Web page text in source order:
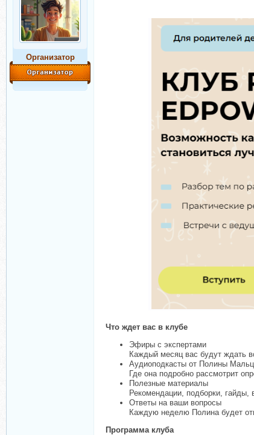
Организатор
Что ждет вас в клубе
Эфиры с экспертами
Каждый месяц вас будут ждать
Аудиоподкасты от Полины
Где она подробно рассмотрит
Полезные материалы
Рекомендации, подборки, гайды,
Ответы на ваши вопросы
Каждую неделю Полина будет
Программа клуба